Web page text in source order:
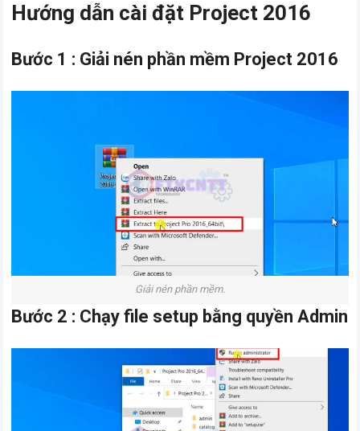
Hướng dẫn cài đặt Project 2016
Bước 1 : Giải nén phần mềm Project 2016
Giải nén phần mềm.
Bước 2 : Chạy file setup bằng quyền Admin